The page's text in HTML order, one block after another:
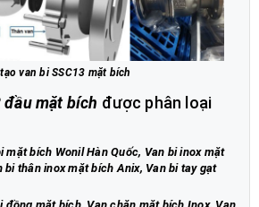
van bi SSC13 mặt bích
đầu mặt bích được phân loại
mặt bích Wonil Hàn Quốc, Van bi inox mặt
bi thân inox mặt bích Anix, Van bi tay gạt